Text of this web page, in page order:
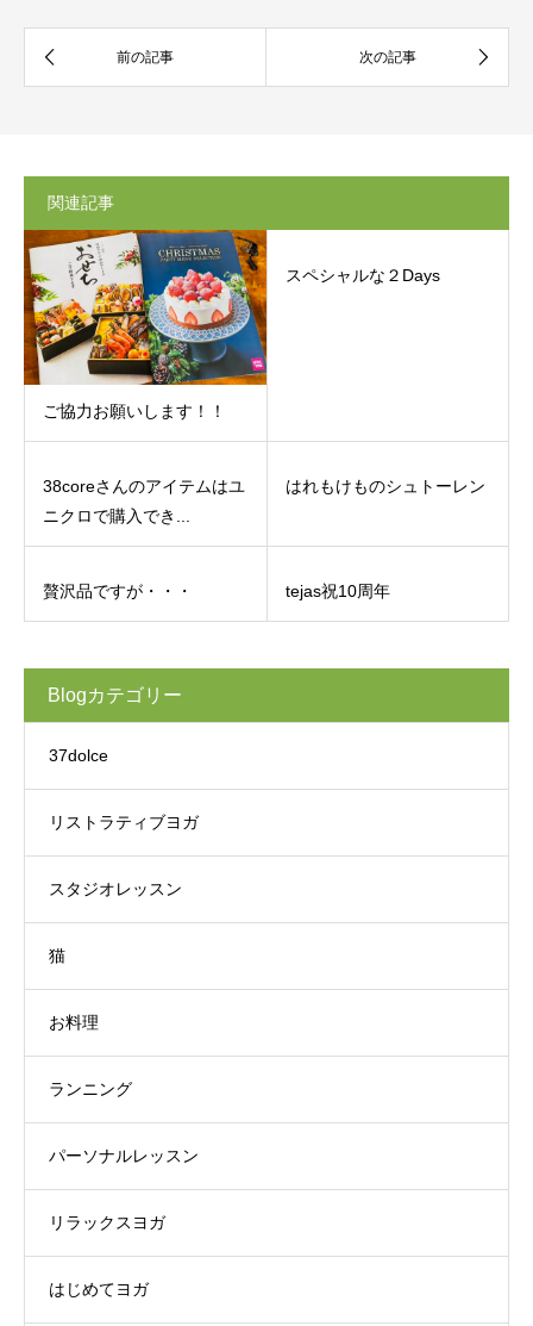
関連記事
ご協力お願いします！！
スペシャルな２Days
38coreさんのアイテムはユ
ニクロで購入でき...
はれもけものシュトーレン
贅沢品ですが・・・ tejas祝10周年
Blogカテゴリー
37dolce
リストラティブヨガ
スタジオレッスン
猫
お料理
ランニング
パーソナルレッスン
リラックスヨガ
はじめてヨガ